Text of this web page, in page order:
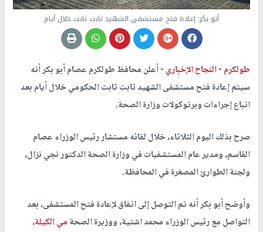
أبو بكر: إعادة فتح مستشفى الشهيد ثابت ثابت خلال أيام
طولكرم -النجاح الإخباري -أعلن محافظ طولكرم عصام أبو بكر أنه
سيتم إعادة فتح مستشفى الشهيد ثابت ثابت الحكومي خلال أيام بعد
اتباع إجراءات وبرتوكولات وزارة الصحة.
صرح بذلك اليوم الثلاثاء، خلال لقائه مستشار رئيس الوزراء عصام
القاسم، ومدير عام المستشفيات في وزارة الصحة الدكتور نجي نزال،
ولجنة الطوارئ المصغرة في المحافظة.
وأوضح أبو بكر أنه تم التوصل إلى اتفاق لإعادة فتح المستشفى، بعد
التواصل مع رئيس الوزراء محمد اشتية، ووزيرة الصحةمي الكيلة،